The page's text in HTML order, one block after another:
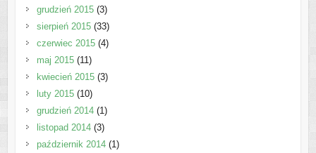
grudzień 2015(3)
sierpień 2015(33)
czerwiec 2015(4)
maj 2015(11)
kwiecień 2015(3)
luty 2015(10)
grudzień 2014(1)
listopad 2014(3)
październik 2014(1)